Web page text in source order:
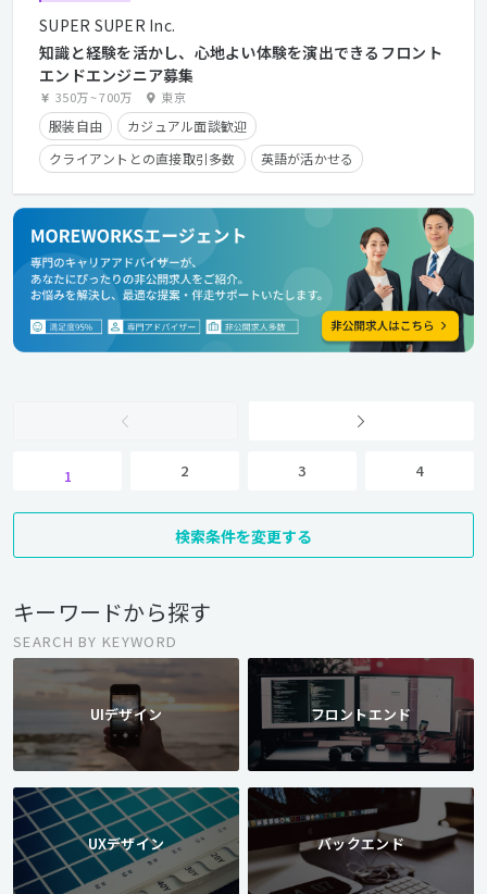
SUPER SUPER Inc.
知識と経験を活かし、心地よい体験を演出できるフロント
エンドエンジニア募集
350万~700万 東京
服装自由
カジュアル面談歓迎
クライアントとの直接取引多数
英語が活かせる
長期休暇有り
残業手当有り
在宅勤務可
1 2 3 4
検索条件を変更する
キーワードから探す
SEARCH BY KEYWORD
UIデザイン
UXデザイン
フロントエンド
バックエンド